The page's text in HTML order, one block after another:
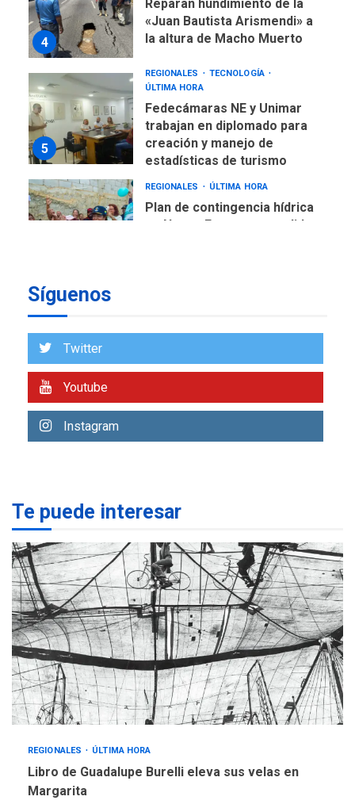
4
Reparan hundimiento de la
«Juan Bautista Arismendi» a
la altura de Macho Muerto
5
REGIONALES
TECNOLOGÍA
ÚLTIMA HORA
Fedecámaras NE y Unimar
trabajan en diplomado para
creación y manejo de
estadísticas de turismo
REGIONALES ÚLTIMA HORA
Plan de contingencia hídrica
en Nueva Esparta consolida
7
2
Margarita será sede de
para aprender a atender
adultos mayores
3
REGIONALES ÚLTIMA HORA
Mariño fortalece capacidad
operativa con flota
vehicular de 60 unidades
adquiridas en un año de
gestión
4
REGIONALES ÚLTIMA HORA
«Juan Bautista Arismendi» a
la altura de Macho Muerto
Síguenos
Twitter
Youtube
Instagram
Te puede interesar
REGIONALES ÚLTIMA HORA
Libro de Guadalupe Burelli eleva sus velas en
Margarita